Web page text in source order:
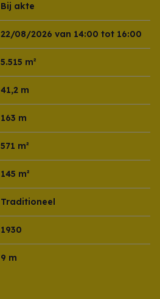
Bij akte
22/08/2026 van 14:00 tot 16:00
5.515 m²
41,2 m
163 m
571 m²
145 m²
Traditioneel
1930
9 m